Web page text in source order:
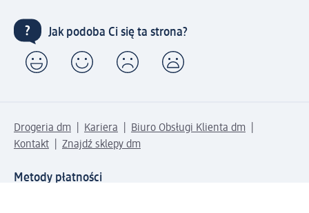
Jak podoba Ci się ta strona?
Drogeria dm Kariera
Biuro Obsługi Klienta dm
Kontakt
Znajdź sklepy dm
Metody płatności